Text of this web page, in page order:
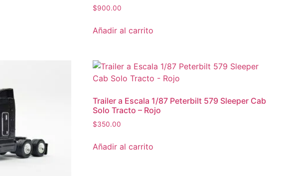
$900.00
Añadir al carrito
Trailer a Escala 1/87 Peterbilt 579 Sleeper Cab
Solo Tracto – Rojo
$350.00
Añadir al carrito